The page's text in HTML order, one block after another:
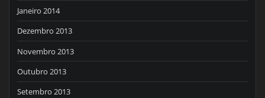
Janeiro 2014
Dezembro 2013
Novembro 2013
Outubro 2013
Setembro 2013